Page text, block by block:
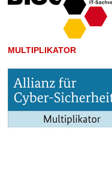
MULTIPLIKATOR